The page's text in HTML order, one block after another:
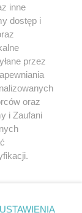
włosy
inne
dostęp i
przez
oraz
i Zaufani
prywatności
USTAWIENIA